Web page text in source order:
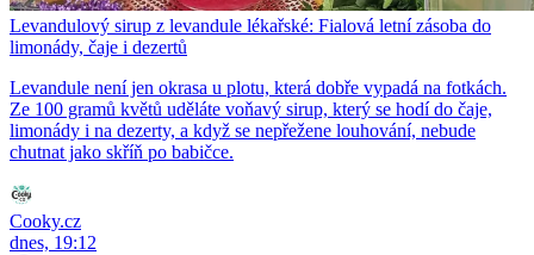
Levandulový sirup z levandule lékařské: Fialová letní zásoba do
limonády, čaje i dezertů
Levandule není jen okrasa u plotu, která dobře vypadá na fotkách.
Ze 100 gramů květů uděláte voňavý sirup, který se hodí do čaje,
limonády i na dezerty, a když se nepřežene louhování, nebude
chutnat jako skříň po babičce.
Cooky.cz
dnes, 19:12